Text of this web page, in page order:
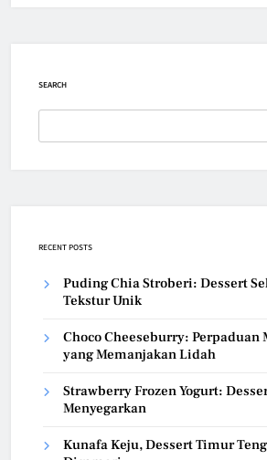
SEARCH
RECENT POSTS
Puding Chia Stroberi: Dessert
Tekstur Unik
Choco Cheeseburry: Perpaduan
yang Memanjakan Lidah
Strawberry Frozen Yogurt:
Menyegarkan
Kunafa Keju, Dessert Timur